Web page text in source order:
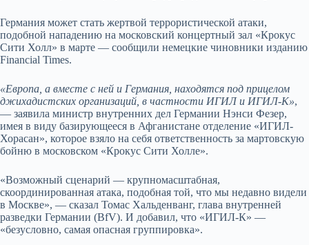
Германия может стать жертвой террористической атаки,
подобной нападению на московский концертный зал «Крокус
Сити Холл» в марте — сообщили немецкие чиновники изданию
Financial Times.
«Европа, а вместе с ней и Германия, находятся под прицелом
джихадистских организаций, в частности ИГИЛ и ИГИЛ-К»,
— заявила министр внутренних дел Германии Нэнси Фезер,
имея в виду базирующееся в Афганистане отделение «ИГИЛ-
Хорасан», которое взяло на себя ответственность за мартовскую
бойню в московском «Крокус Сити Холле».
«Возможный сценарий — крупномасштабная,
скоординированная атака, подобная той, что мы недавно видели
в Москве», — сказал Томас Хальденванг, глава внутренней
разведки Германии (BfV). И добавил, что «ИГИЛ-К» —
«безусловно, самая опасная группировка».